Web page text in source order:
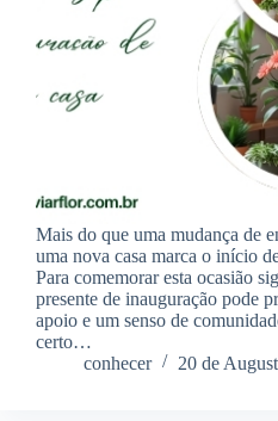
Mais do que uma mudança de
uma nova casa marca o início
Para comemorar esta ocasião
presente de inauguração pode
apoio e um senso de
certo…
conhecer
20 de